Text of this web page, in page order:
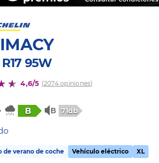
95W
4,6/5 (2074 opiniones)
B 71db
de verano de coche Vehículo eléctrico XL